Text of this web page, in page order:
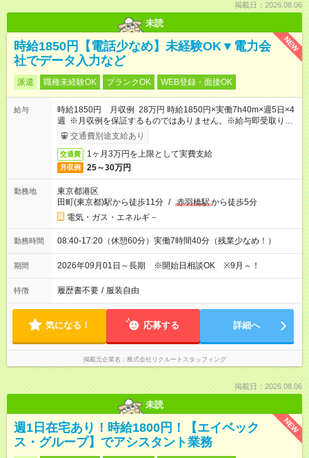
掲載日：2026.08.06
未読
NEW
時給1850円【電話少なめ】未経験OK▼電力会
社でデータ入力など
派遣 職種未経験OK ブランクOK WEB登録・面接OK
給与
時給1850円 月収例 28万円 時給1850円×実働7h40m×週5日×4
週 ※月収例を保証するものではありません。※給与即受取りサ
ービス利用可（利用条件有）
交通費別途支給あり
交通費 1ヶ月3万円を上限として実費支給
月収例 25～30万円
勤務地
東京都港区
田町(東京都)駅から徒歩11分 / 赤羽橋駅から徒歩5分
電気・ガス・エネルギ－
勤務時間 08:40-17:20（休憩60分）実働7時間40分（残業少なめ！）
期間 2026年09月01日～長期 ※開始日相談OK ※9月～！
特徴 履歴書不要 / 服装自由
気になる！ 応募する 詳細へ
掲載元企業名 株式会社リクルートスタッフィング
掲載日：2026.08.06
未読
NEW
週1日在宅あり！時給1800円！【エイベック
ス・グループ】でアシスタント業務